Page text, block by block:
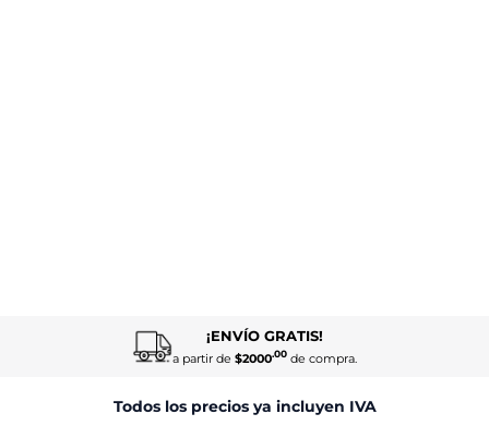
¡ENVÍO GRATIS!
a partir de $2000.00de compra.
Todos los precios ya incluyen IVA